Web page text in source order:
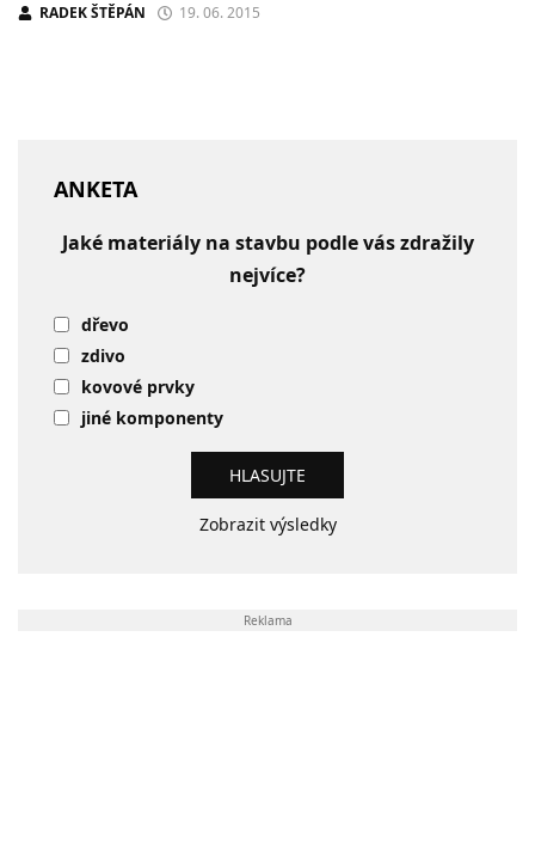
RADEK ŠTĚPÁN 19. 06. 2015
ANKETA
Jaké materiály na stavbu podle vás zdražily
nejvíce?
dřevo
zdivo
kovové prvky
jiné komponenty
Zobrazit výsledky
Reklama